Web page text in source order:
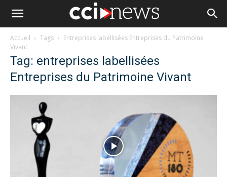
Accueil Tags
Entreprises labellisées Entreprises du Patrimoine
Vivant
Tag: entreprises labellisées
Entreprises du Patrimoine Vivant